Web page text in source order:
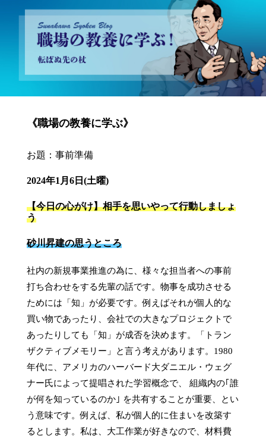
砂川昇建会長ブログ 職場の教養に学ぶ！～転ばぬ先の杖～
《職場の教養に学ぶ》
お題：事前準備
2024年1月6日(土曜)
【今日の心がけ】相手を思いやって行動しましょ
う
砂川昇建の思うところ
社内の新規事業推進の為に、様々な担当者への事前
打ち合わせをする先輩の話です。物事を成功させる
ためには「知」が必要です。例えばそれが個人的な
買い物であったり、会社での大きなプロジェクトで
あったりしても「知」が成否を決めます。「トラン
ザクティブメモリー」と言う考えがあります。1980
年代に、アメリカのハーバード大ダニエル・ウェグ
ナー氏によって提唱された学習概念で、 組織内の｢誰
が何を知っているのか｣ を共有することが重要、とい
う意味です。例えば、私が個人的に住まいを改築す
るとします。私は、大工作業が好きなので、材料費